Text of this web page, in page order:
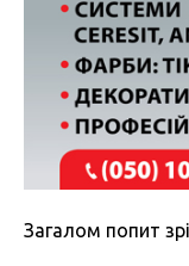
Загалом попит